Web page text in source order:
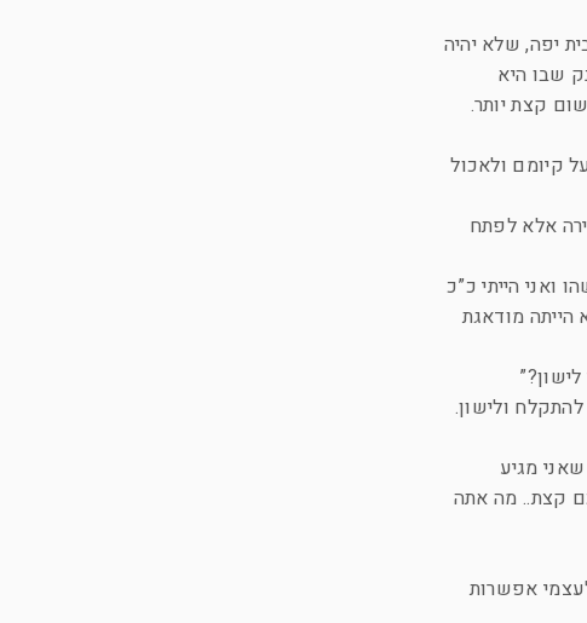
יפה, שלא יהיה
שבו היא
קצת יותר.
קיומם ולאכול
אלא לפתח
ואני הייתי כ”כ
הייתה מודאגת
ולישון.
מגיע
קצת.. מה אתה
אפשרות